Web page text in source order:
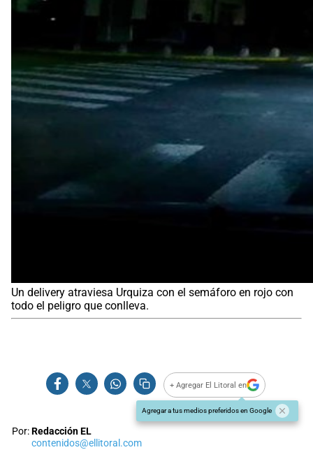
Un delivery atraviesa Urquiza con el semáforo en rojo con
todo el peligro que conlleva.
+ Agregar El Litoral en
Agregar a tus medios preferidos en Google
Por:Redacción EL
contenidos@ellitoral.com